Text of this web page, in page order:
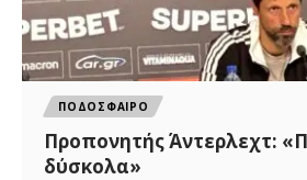
ΠΟΔΟΣΦΑΙΡΟ
Προπονητής Άντερλεχτ:
δύσκολα»